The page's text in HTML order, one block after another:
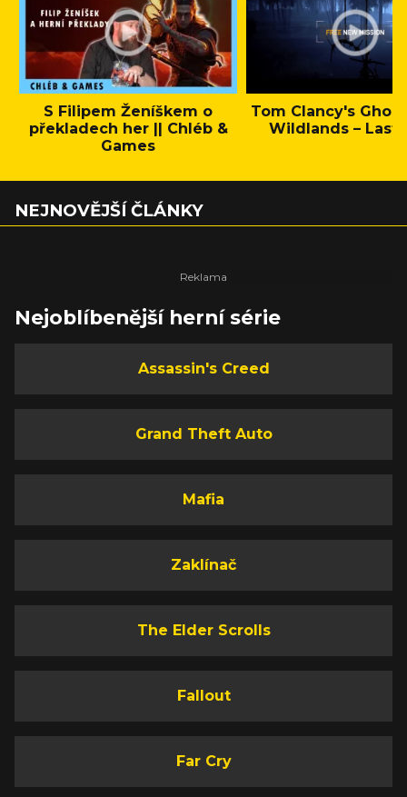
S Filipem Ženíškem o
překladech her || Chléb &
Games
Tom Clancy's
Wildlands – Last
NEJNOVĚJŠÍ ČLÁNKY
Nejoblíbenější herní série
Assassin's Creed
Grand Theft Auto
Mafia
Zaklínač
The Elder Scrolls
Fallout
Far Cry